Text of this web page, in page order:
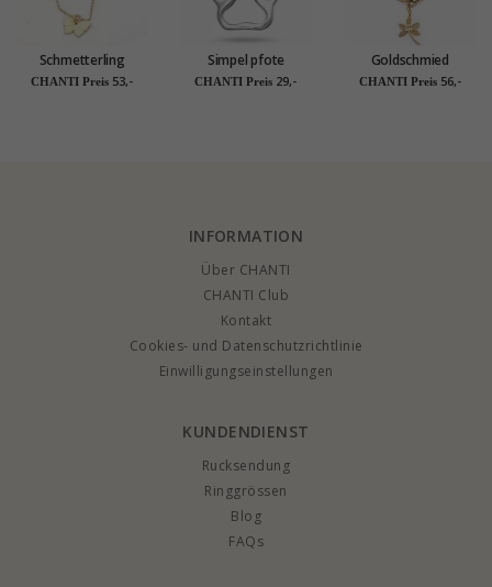
Schmetterling
Fußkette aus
CHANTI Preis 53,-
Simpel pfote
fußkette aus silber
CHANTI Preis 29,-
Goldschmied
Fußkette aus
CHANTI Preis 56,-
INFORMATION
Über CHANTI
CHANTI Club
Kontakt
Cookies- und Datenschutzrichtlinie
Einwilligungseinstellungen
KUNDENDIENST
Rucksendung
Ringgrössen
Blog
FAQs